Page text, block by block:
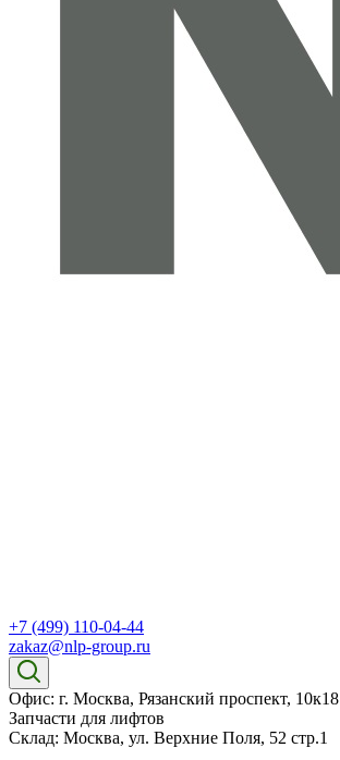
+7 (499) 110-04-44
zakaz@nlp-group.ru
Офис: г. Москва, Рязанский проспект, 10к18
Запчасти для лифтов
Склад: Москва, ул. Верхние Поля, 52 стр.1